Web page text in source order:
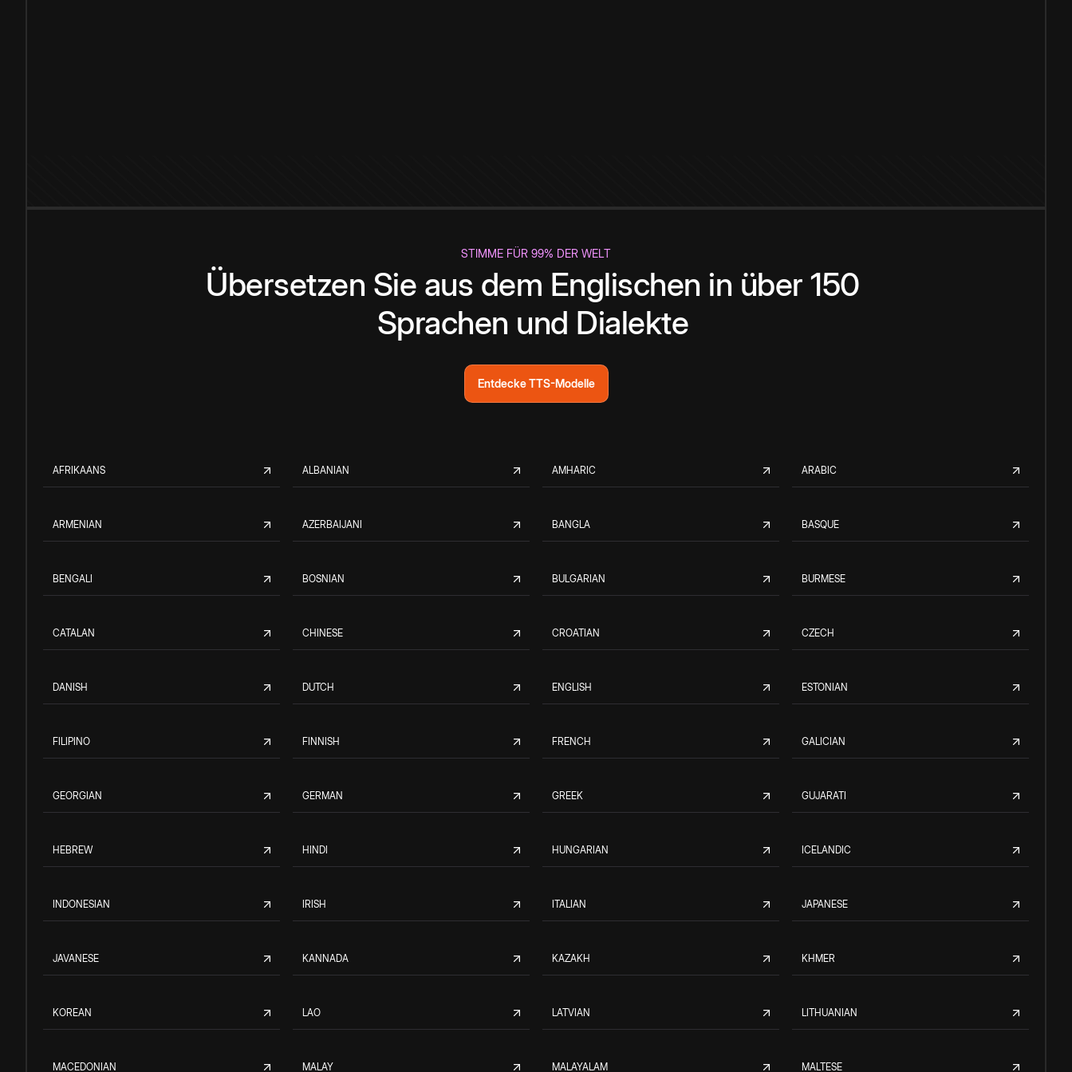
STIMME FÜR 99% DER WELT
Übersetzen Sie aus dem Englischen in über 150
Sprachen und Dialekte
Entdecke TTS-Modelle
AFRIKAANS ALBANIAN AMHARIC ARABIC
ARMENIAN AZERBAIJANI BANGLA BASQUE
BENGALI BOSNIAN BULGARIAN BURMESE
CATALAN CHINESE CROATIAN CZECH
DANISH DUTCH ENGLISH ESTONIAN
FILIPINO FINNISH FRENCH GALICIAN
GEORGIAN GERMAN GREEK GUJARATI
HEBREW HINDI HUNGARIAN ICELANDIC
INDONESIAN IRISH ITALIAN JAPANESE
JAVANESE KANNADA KAZAKH KHMER
KOREAN LAO LATVIAN LITHUANIAN
MACEDONIAN MALAY MALAYALAM MALTESE